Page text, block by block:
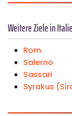
Weitere Ziele in
Rom
Salerno
Sassari
Syrakus